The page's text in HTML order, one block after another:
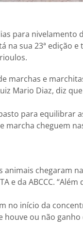
para
na sua 23ª edição
marchas e
Mario Diaz, diz
para equilibrar
marcha cheguem
animais chegaram
e da ABCCC.
no início da
ou não ganho